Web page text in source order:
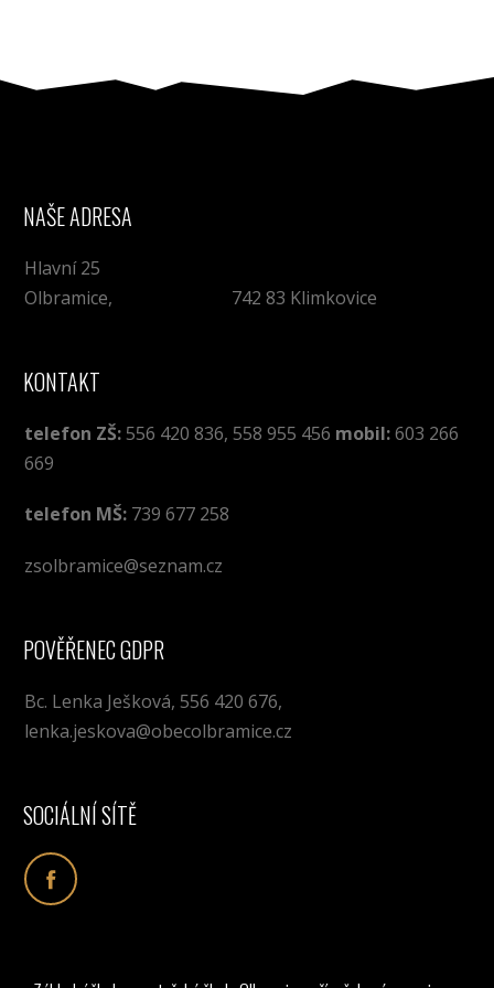
NAŠE ADRESA
Hlavní 25
Olbramice, 742 83 Klimkovice
KONTAKT
telefon ZŠ:556 420 836, 558 955 456 mobil:603 266
669
telefon MŠ: 739 677 258
zsolbramice@seznam.cz
POVĚŘENEC GDPR
Bc. Lenka Ješková, 556 420 676,
lenka.jeskova@obecolbramice.cz
SOCIÁLNÍ SÍTĚ